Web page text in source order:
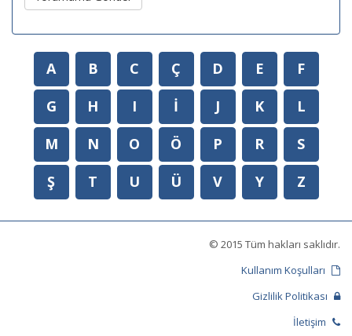
A B C Ç D E
F
G
H I İ J K
L
M
N O Ö P R
S
Ş
T U Ü V Y Z
© 2015 Tüm hakları saklıdır.
Kullanım Koşulları
Gizlilik Politikası
İletişim